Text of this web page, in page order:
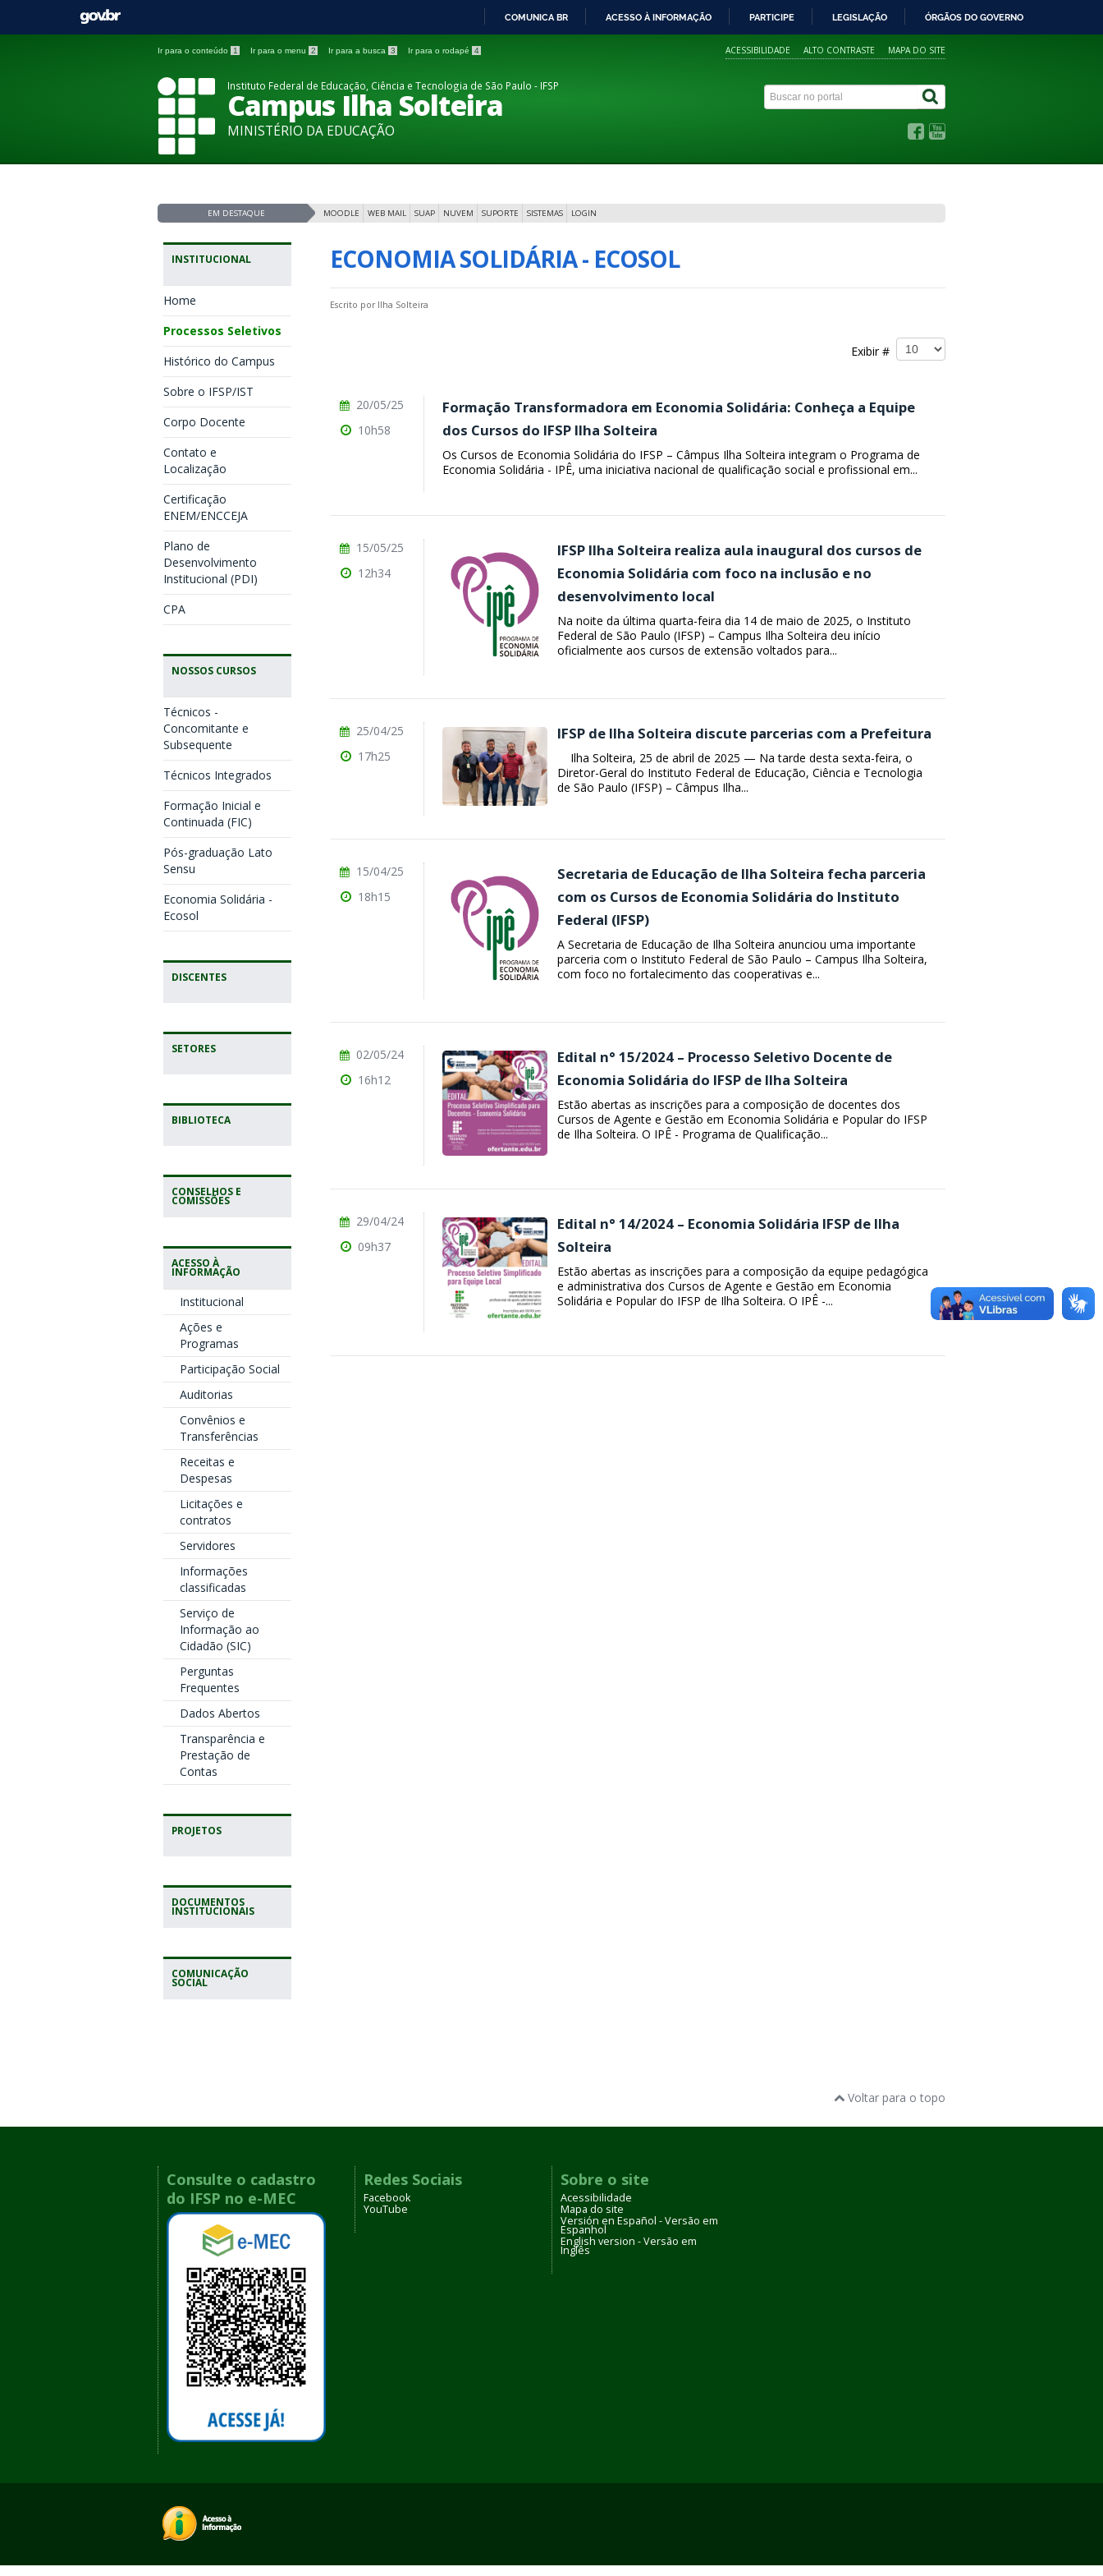
COMUNICA BR ACESSO À INFORMAÇÃO PARTICIPE LEGISLAÇÃO ÓRGÃOS DO GOVERNO
Ir para o conteúdo 1 Ir para o menu 2 Ir para a busca 3 Ir para o rodapé 4 ACESSIBILIDADE ALTO CONTRASTE MAPA DO SITE
Instituto Federal de Educação, Ciência e Tecnologia de São Paulo - IFSP
Campus Ilha Solteira
MINISTÉRIO DA EDUCAÇÃO
EM DESTAQUE MOODLE WEB MAIL SUAP NUVEM SUPORTE SISTEMAS LOGIN
INSTITUCIONAL
Home
Processos Seletivos
Histórico do Campus
Sobre o IFSP/IST
Corpo Docente
Contato e
Localização
Certificação
ENEM/ENCCEJA
Plano de
Desenvolvimento
Institucional (PDI)
CPA
NOSSOS CURSOS
Técnicos -
Concomitante e
Subsequente
Técnicos Integrados
Formação Inicial e
Continuada (FIC)
Pós-graduação Lato
Sensu
Economia Solidária -
Ecosol
DISCENTES
SETORES
BIBLIOTECA
CONSELHOS E
COMISSÕES
ACESSO À
INFORMAÇÃO
Institucional
Ações e
Programas
Participação Social
Auditorias
Convênios e
Transferências
Receitas e
Despesas
Licitações e
contratos
Servidores
Informações
classificadas
Serviço de
Informação ao
Cidadão (SIC)
Perguntas
Frequentes
Dados Abertos
Transparência e
Prestação de
Contas
PROJETOS
DOCUMENTOS
INSTITUCIONAIS
COMUNICAÇÃO
SOCIAL
ECONOMIA SOLIDÁRIA - ECOSOL
Escrito por Ilha Solteira
Exibir #
Formação Transformadora em Economia Solidária: Conheça a Equipe
dos Cursos do IFSP Ilha Solteira
Os Cursos de Economia Solidária do IFSP – Câmpus Ilha Solteira integram o Programa de
Economia Solidária - IPÊ, uma iniciativa nacional de qualificação social e profissional em...
20/05/25
10h58
IFSP Ilha Solteira realiza aula inaugural dos cursos de
Economia Solidária com foco na inclusão e no
desenvolvimento local
Na noite da última quarta-feira dia 14 de maio de 2025, o Instituto
Federal de São Paulo (IFSP) – Campus Ilha Solteira deu início
oficialmente aos cursos de extensão voltados para...
15/05/25
12h34
IFSP de Ilha Solteira discute parcerias com a Prefeitura
Ilha Solteira, 25 de abril de 2025 — Na tarde desta sexta-feira, o
Diretor-Geral do Instituto Federal de Educação, Ciência e Tecnologia
de São Paulo (IFSP) – Câmpus Ilha...
25/04/25
17h25
Secretaria de Educação de Ilha Solteira fecha parceria
com os Cursos de Economia Solidária do Instituto
Federal (IFSP)
A Secretaria de Educação de Ilha Solteira anunciou uma importante
parceria com o Instituto Federal de São Paulo – Campus Ilha Solteira,
com foco no fortalecimento das cooperativas e...
15/04/25
18h15
Edital n° 15/2024 – Processo Seletivo Docente de
Economia Solidária do IFSP de Ilha Solteira
Estão abertas as inscrições para a composição de docentes dos
Cursos de Agente e Gestão em Economia Solidária e Popular do IFSP
de Ilha Solteira. O IPÊ - Programa de Qualificação...
02/05/24
16h12
Edital n° 14/2024 – Economia Solidária IFSP de Ilha
Solteira
Estão abertas as inscrições para a composição da equipe pedagógica
e administrativa dos Cursos de Agente e Gestão em Economia
Solidária e Popular do IFSP de Ilha Solteira. O IPÊ -...
29/04/24
09h37
Voltar para o topo
Consulte o cadastro
do IFSP no e-MEC
Redes Sociais
Facebook
YouTube
Sobre o site
Acessibilidade
Mapa do site
Versión en Español - Versão em
Espanhol
English version - Versão em
Inglês